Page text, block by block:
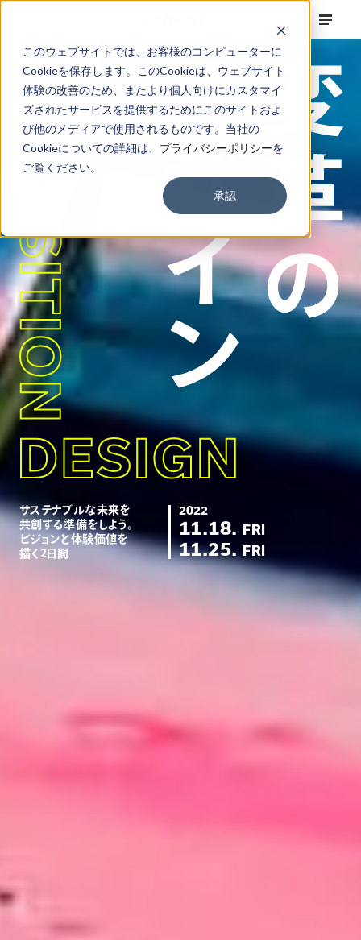
このウェブサイトでは、お客様のコンピューターに
Cookieを保存します。このCookieは、ウェブサイト
体験の改善のため、またより個人向けにカスタマイ
ズされたサービスを提供するためにこのサイトおよ
び他のメディアで使用されるものです。当社の
Cookieについての詳細は、 プライバシーポリシーを
ご覧ください。
承認
2022
11.18. FRI
11.25. FRI
サステナブルな未来を
共創する準備をしよう。
ビジョンと体験価値を
描く2日間